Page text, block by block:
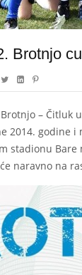
Brotnjo
Brotnjo –
2014. godine
stadionu
naravno na